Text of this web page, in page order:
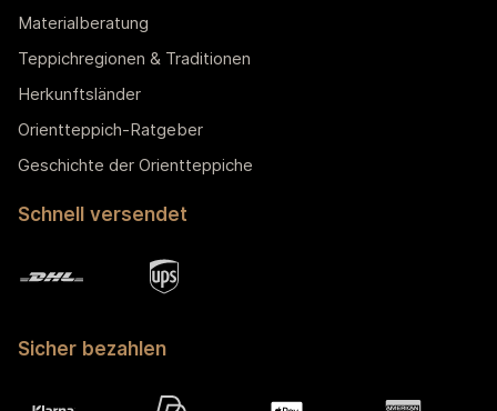
Materialberatung
Teppichregionen & Traditionen
Herkunftsländer
Orientteppich-Ratgeber
Geschichte der Orientteppiche
Schnell versendet
Sicher bezahlen